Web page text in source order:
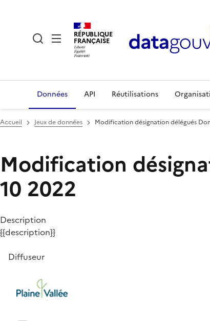
RÉPUBLIQUE
FRANÇAISE
Données API Réutilisations
Accueil Jeux de données Modification désignation délégués
Modification
10 2022
Description
{{description}}
Diffuseur